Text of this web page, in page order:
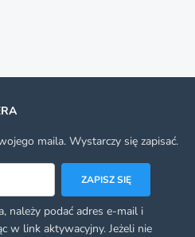
maila. Wystarczy się zapisać.
ZAPISZ SIĘ
należy podać adres e-mail i
w link aktywacyjny. Jeżeli nie